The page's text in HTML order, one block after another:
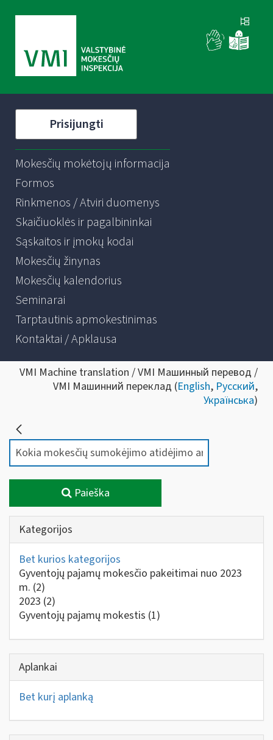
Prisijungti
Mokesčių mokėtojų informacija
Formos
Rinkmenos / Atviri duomenys
Skaičiuoklės ir pagalbininkai
Sąskaitos ir įmokų kodai
Mokesčių žinynas
Mokesčių kalendorius
Seminarai
Tarptautinis apmokestinimas
Kontaktai / Apklausa
VMI Machine translation / VMI Машинный перевод /
VMI Машинний переклад (English, Русский,
Українська)
Paieška
Kategorijos
Bet kurios kategorijos
Gyventojų pajamų mokesčio pakeitimai nuo 2023
m. (2)
2023 (2)
Gyventojų pajamų mokestis (1)
Aplankai
Bet kurį aplanką